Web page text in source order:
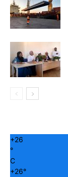
+26
°
C
+26°